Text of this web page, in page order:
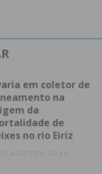
em coletor de
na
da
de
no rio Eiriz
AGOSTO 2026